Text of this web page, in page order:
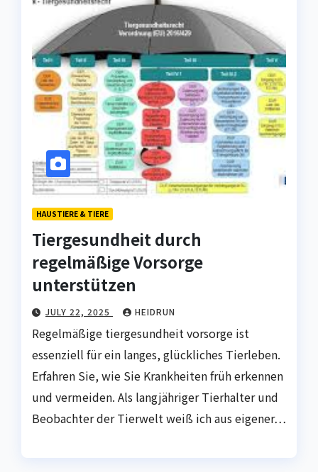
HAUSTIERE & TIERE
Tiergesundheit durch
regelmäßige Vorsorge
unterstützen
JULY 22, 2025 HEIDRUN
Regelmäßige tiergesundheit vorsorge ist
essenziell für ein langes, glückliches Tierleben.
Erfahren Sie, wie Sie Krankheiten früh erkennen
und vermeiden. Als langjähriger Tierhalter und
Beobachter der Tierwelt weiß ich aus eigener…